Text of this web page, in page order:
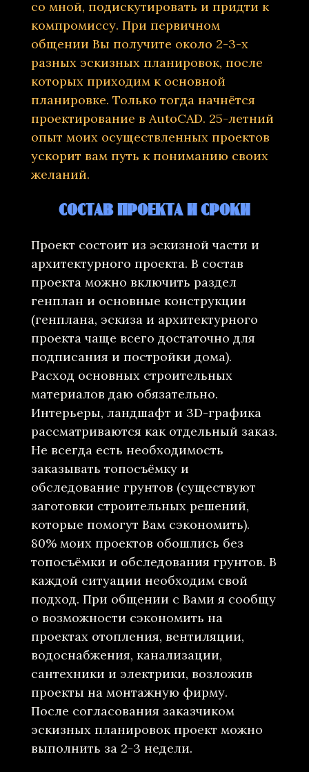
со мной, подискутировать и придти к
компромиссу. При первичном
общении Вы получите около 2-3-х
разных эскизных планировок, после
которых приходим к основной
планировке. Только тогда начнётся
проектирование в AutoCAD. 25-летний
опыт моих осуществленных проектов
ускорит вам путь к пониманию своих
желаний.
СОСТАВ ПРОЕКТА И СРОКИ
Проект состоит из эскизной части и
архитектурного проекта. В состав
проекта можно включить раздел
генплан и основные конструкции
(генплана, эскиза и архитектурного
проекта чаще всего достаточно для
подписания и постройки дома).
Расход основных строительных
материалов даю обязательно.
Интерьеры, ландшафт и 3D-графика
рассматриваются как отдельный заказ.
Не всегда есть необходимость
заказывать топосъёмку и
обследование грунтов (существуют
заготовки строительных решений,
которые помогут Вам сэкономить).
80% моих проектов обошлись без
топосъёмки и обследования грунтов. В
каждой ситуации необходим свой
подход. При общении с Вами я сообщу
о возможности сэкономить на
проектах отопления, вентиляции,
водоснабжения, канализации,
сантехники и электрики, возложив
проекты на монтажную фирму.
После согласования заказчиком
эскизных планировок проект можно
выполнить за 2-3 недели.